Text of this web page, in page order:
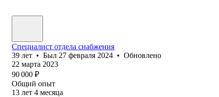
Специалист отдела снабжения
39 лет • Был 27 февраля 2024 • Обновлено
22 марта 2023
90 000 ₽
Общий опыт
13 лет 4 месяца